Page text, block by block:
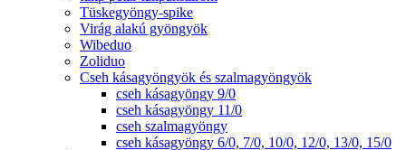
Tüskegyöngy-spike
Virág alakú gyöngyök
Wibeduo
Zoliduo
Cseh kásagyöngyök és szalmagyöngyök
cseh kásagyöngy 9/0
cseh kásagyöngy 11/0
cseh szalmagyöngy
cseh kásagyöngy 6/0, 7/0, 10/0, 12/0, 13/0, 15/0